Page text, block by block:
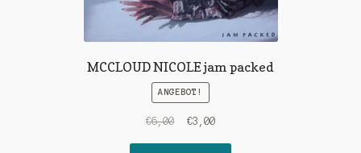
MCCLOUD NICOLE jam packed
ANGEBOT!
€6,00
Ursprünglicher
€3,00Aktueller